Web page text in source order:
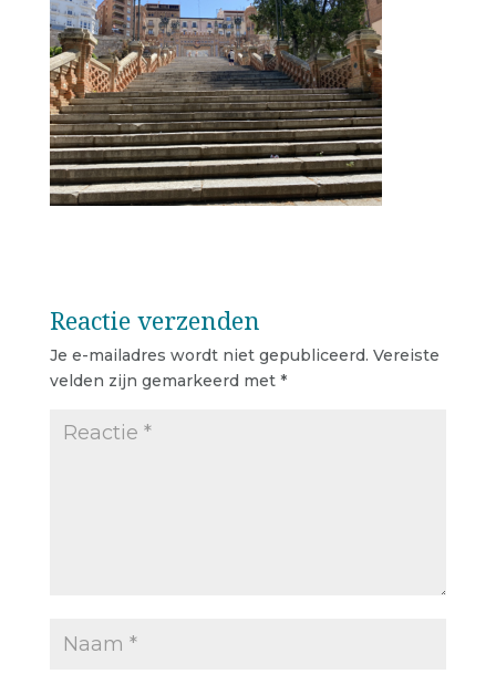
Reactie verzenden
Je e-mailadres wordt niet gepubliceerd. Vereiste
velden zijn gemarkeerd met *